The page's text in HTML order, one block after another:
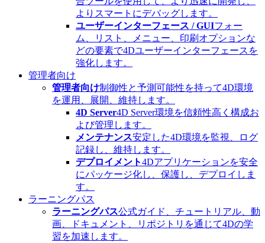
よりスマートにデバッグします。
ユーザーインターフェース / GUIフォー
ム、リスト、メニュー、印刷オプションな
どの要素で4Dユーザーインターフェースを
強化します。
管理者向け
管理者向け制御性と予測可能性を持って4D環境
を運用、展開、維持します。
4D Server4D Server環境を信頼性高く構成お
よび管理します。
メンテナンス安定した4D環境を監視、ログ
記録し、維持します。
デプロイメント4Dアプリケーションを安全
にパッケージ化し、保護し、デプロイしま
す。
ラーニングパス
ラーニングパス公式ガイド、チュートリアル、動
画、ドキュメント、リポジトリを通じて4Dの学
習を加速します。